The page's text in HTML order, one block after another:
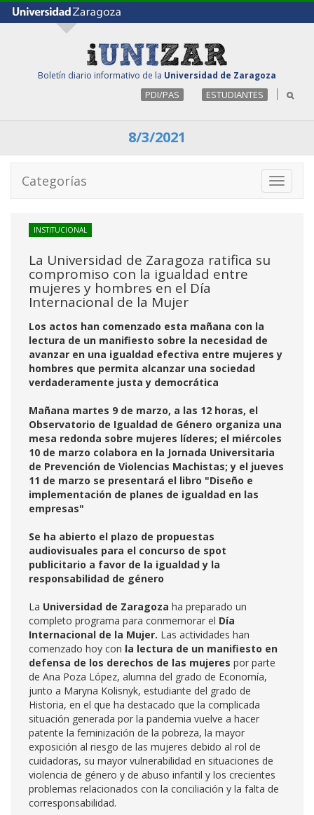
Boletín diario informativo de la Universidad de Zaragoza
PDI/PAS ESTUDIANTES
8/3/2021
Toggle
Categorías
INSTITUCIONAL
La Universidad de Zaragoza ratifica su
compromiso con la igualdad entre
mujeres y hombres en el Día
Internacional de la Mujer
Los actos han comenzado esta mañana con la
lectura de un manifiesto sobre la necesidad de
avanzar en una igualdad efectiva entre mujeres y
hombres que permita alcanzar una sociedad
verdaderamente justa y democrática
Mañana martes 9 de marzo, a las 12 horas, el
Observatorio de Igualdad de Género organiza una
mesa redonda sobre mujeres líderes; el miércoles
10 de marzo colabora en la Jornada Universitaria
de Prevención de Violencias Machistas; y el jueves
11 de marzo se presentará el libro "Diseño e
implementación de planes de igualdad en las
empresas"
Se ha abierto el plazo de propuestas
audiovisuales para el concurso de spot
publicitario a favor de la igualdad y la
responsabilidad de género
La Universidad de Zaragoza ha preparado un
completo programa para conmemorar el Día
Internacional de la Mujer. Las actividades han
comenzado hoy con la lectura de un manifiesto en
defensa de los derechos de las mujeres por parte
de Ana Poza López, alumna del grado de Economía,
junto a Maryna Kolisnyk, estudiante del grado de
Historia, en el que ha destacado que la complicada
situación generada por la pandemia vuelve a hacer
patente la feminización de la pobreza, la mayor
exposición al riesgo de las mujeres debido al rol de
cuidadoras, su mayor vulnerabilidad en situaciones de
violencia de género y de abuso infantil y los crecientes
problemas relacionados con la conciliación y la falta de
corresponsabilidad.